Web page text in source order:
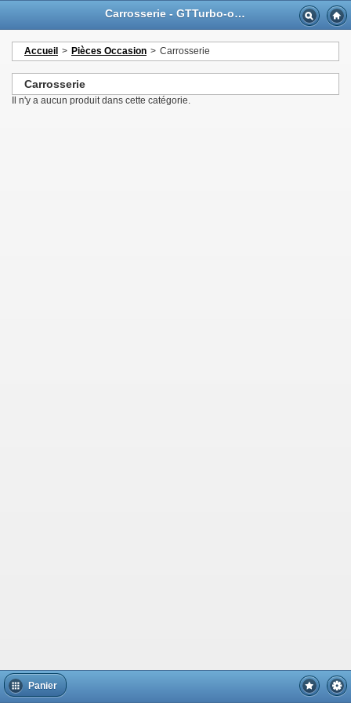
Carrosserie - GTTurbo-online
Accueil > Pièces Occasion > Carrosserie
Carrosserie
Il n'y a aucun produit dans cette catégorie.
Panier